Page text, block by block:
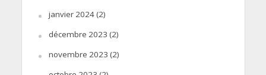
janvier 2024(2)
décembre 2023 (2)
novembre 2023 (2)